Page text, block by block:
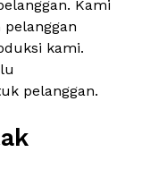
Kami
kami.
pelanggan.